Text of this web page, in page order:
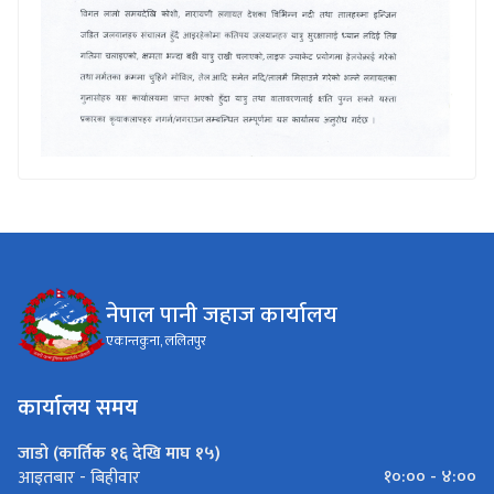
नेपाल पानी जहाज कार्यालय
एकान्तकुना, ललितपुर
कार्यालय समय
जाडो (कार्तिक १६ देखि माघ १५)
आइतबार - बिहीवार
१०:०० - ४:००